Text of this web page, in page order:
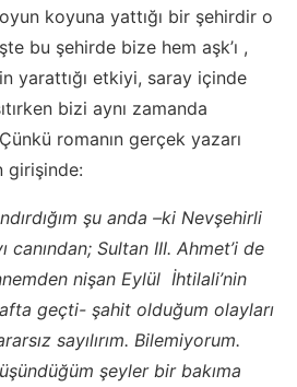
koyuna yattığı bir şehirdir o
bu şehirde bize hem aşk’ı ,
yarattığı etkiyi, saray içinde
bizi aynı zamanda
romanın gerçek yazarı
girişinde:
şu anda –ki Nevşehirli
canından; Sultan III. Ahmet’i de
nişan Eylül İhtilali’nin
geçti- şahit olduğum olayları
sayılırım. Bilemiyorum.
şeyler bir bakıma